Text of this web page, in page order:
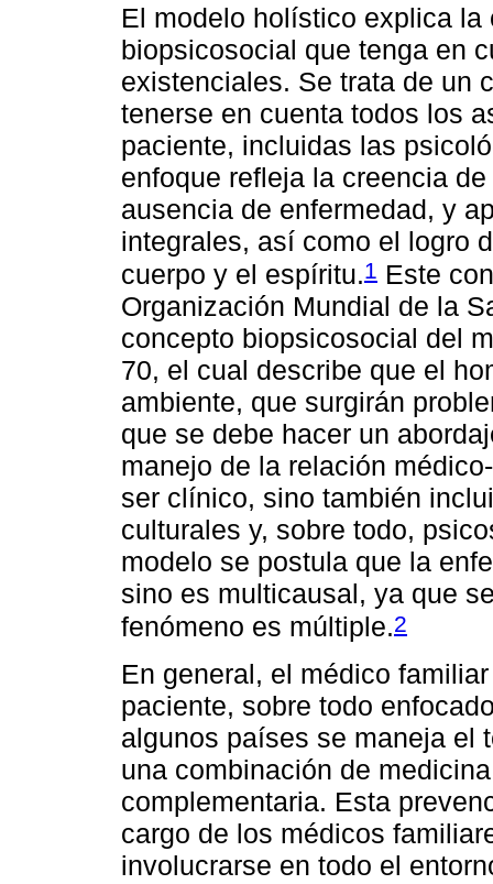
El modelo holístico explica
biopsicosocial que tenga en
existenciales. Se trata de un
tenerse en cuenta todos los
paciente, incluidas las
enfoque refleja la creencia
ausencia de enfermedad, y
integrales, así como el logro
cuerpo y el espíritu.1 Este
Organización Mundial de la
concepto biopsicosocial del
70, el cual describe que el
ambiente, que surgirán
que se debe hacer un
manejo de la relación
ser clínico, sino también
culturales y, sobre todo,
modelo se postula que la
sino es multicausal, ya que
fenómeno es múltiple.2
En general, el médico
paciente, sobre todo
algunos países se maneja el
una combinación de
complementaria. Esta
cargo de los médicos
involucrarse en todo el